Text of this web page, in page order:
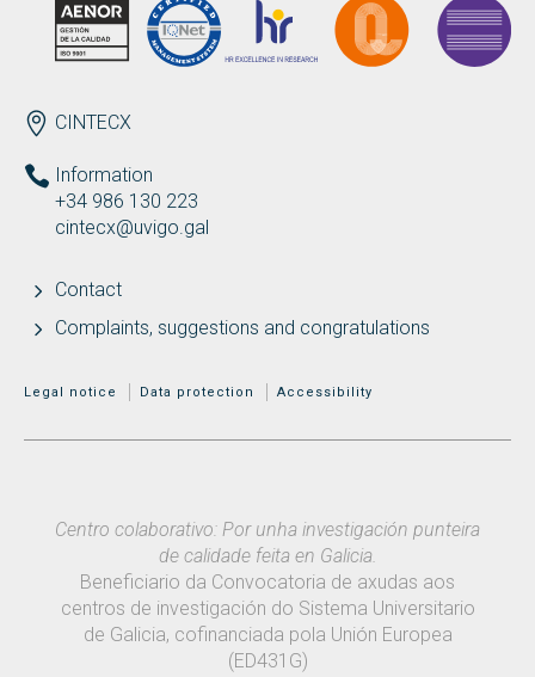
ENDEREZO EN
CINTECX
Information
+34 986 130 223
cintecx@uvigo.gal
Contact
Complaints, suggestions and congratulations
MENÚ ADICIONAL
Legal notice Data protection Accessibility
Centro colaborativo: Por unha investigación punteira
de calidade feita en Galicia.
Beneficiario da Convocatoria de axudas aos
centros de investigación do Sistema Universitario
de Galicia, cofinanciada pola Unión Europea
(ED431G)